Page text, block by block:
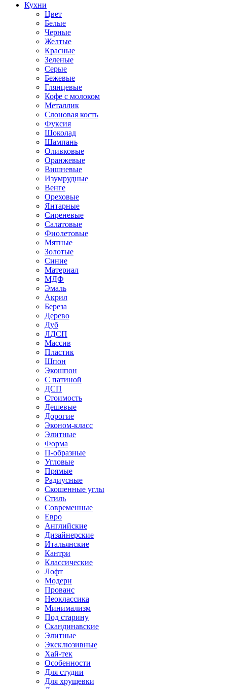
Кухни
Цвет
Белые
Черные
Желтые
Красные
Зеленые
Серые
Бежевые
Глянцевые
Кофе с молоком
Металлик
Слоновая кость
Фуксия
Шоколад
Шампань
Оливковые
Оранжевые
Вишневые
Изумрудные
Венге
Ореховые
Янтарные
Сиреневые
Салатовые
Фиолетовые
Мятные
Золотые
Синие
Материал
МДФ
Эмаль
Акрил
Береза
Дерево
Дуб
ЛДСП
Массив
Пластик
Шпон
Экошпон
С патиной
ДСП
Стоимость
Дешевые
Дорогие
Эконом-класс
Элитные
Форма
П-образные
Угловые
Прямые
Радиусные
Скошенные углы
Стиль
Современные
Евро
Английские
Дизайнерские
Итальянские
Кантри
Классические
Лофт
Модерн
Прованс
Неоклассика
Минимализм
Под старину
Скандинавские
Элитные
Эксклюзивные
Хай-тек
Особенности
Для студии
Для хрущевки